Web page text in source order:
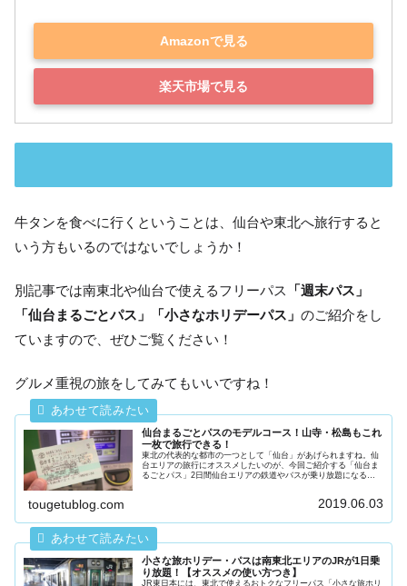
Amazonで見る
楽天市場で見る
牛タンを食べに行くということは、仙台や東北へ旅行すると
いう方もいるのではないでしょうか！
別記事では南東北や仙台で使えるフリーパス
「週末パス」
「仙台まるごとパス」「小さなホリデーパス」 のご紹介をし
ていますので、ぜひご覧ください！
グルメ重視の旅をしてみてもいいですね！
仙台まるごとパスのモデルコース！山寺・松島もこれ
一枚で旅行できる！
東北の代表的な都市の一つとして「仙台」があげられますね。仙
台エリアの旅行にオススメしたいのが、今回ご紹介する「仙台ま
るごとパス」2日間仙台エリアの鉄道やバスが乗り放題になるお
tougetublog.com 2019.06.03
小さな旅ホリデー・パスは南東北エリアのJRが1日乗
り放題！【オススメの使い方つき】
JR東日本には、東北で使えるおトクなフリーパス「小さな旅ホリ